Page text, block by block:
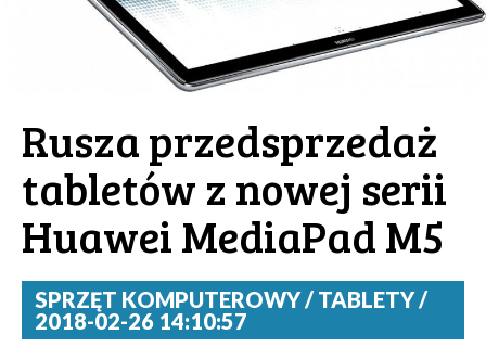
Rusza przedsprzedaż
tabletów z nowej serii
Huawei MediaPad M5
SPRZĘT KOMPUTEROWY / TABLETY /
2018-02-26 14:10:57